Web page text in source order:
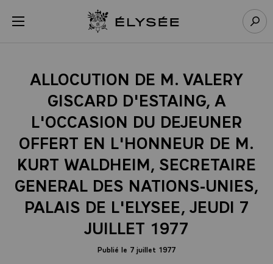
menu Retour à l’accueil Élysée
ALLOCUTION DE M. VALERY
GISCARD D'ESTAING, A
L'OCCASION DU DEJEUNER
OFFERT EN L'HONNEUR DE M.
KURT WALDHEIM, SECRETAIRE
GENERAL DES NATIONS-UNIES,
PALAIS DE L'ELYSEE, JEUDI 7
JUILLET 1977
Publié le 7 juillet 1977
Panneau de gestion des cookies